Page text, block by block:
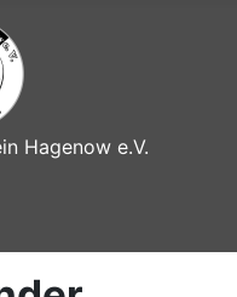
Hagenow e.V.